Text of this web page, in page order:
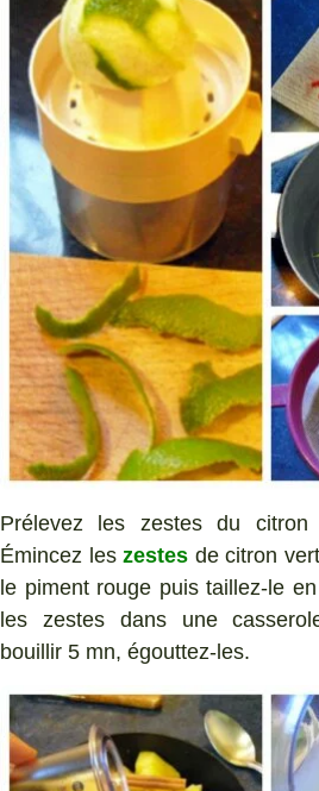
Prélevez les zestes du
Émincez les zestes de citron
le piment rouge puis taillez-le
les zestes dans une
bouillir 5 mn, égouttez-les.